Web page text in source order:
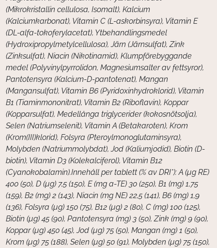
(Mikrokristallin cellulosa, Isomalt), Kalcium
(Kalciumkarbonat), Vitamin C (L-askorbinsyra), Vitamin E
(DL-alfa-tokoferylacetat), Ytbehandlingsmedel
(Hydroxipropylmetylcellulosa), Järn (Järnsulfat), Zink
(Zinksulfat), Niacin (Nikotinamid), Klumpförebyggande
medel (Polyvinylpyrrolidon, Magnesiumsalter av fettsyror),
Pantotensyra (Kalcium-D-pantotenat), Mangan
(Mangansulfat), Vitamin B6 (Pyridoxinhydroklorid), Vitamin
B1 (Tiaminmononitrat), Vitamin B2 (Riboflavin), Koppar
(Kopparsulfat), Medellånga triglycerider (kokosnötsolja),
Selen (Natriumselenit), Vitamin A (Betakaroten), Krom
(Krom(III)klorid), Folsyra (Pteroylmonoglutaminsyra),
Molybden (Natriummolybdat), Jod (Kaliumjodid), Biotin (D-
biotin), Vitamin D3 (Kolekalciferol), Vitamin B12
(Cyanokobalamin).Innehåll per tablett (% av DRI*): A (µg RE)
400 (50), D (µg) 7,5 (150), E (mg a-TE) 30 (250), B1 (mg) 1,75
(159), B2 (mg) 2 (143), Niacin (mg NE) 22,5 (141), B6 (mg) 1,9
(136), Folsyra (µg) 150 (75), B12 (µg) 2 (80), C (mg) 100 (125),
Biotin (µg) 45 (90), Pantotensyra (mg) 3 (50), Zink (mg) 9 (90),
Koppar (µg) 450 (45), Jod (µg) 75 (50), Mangan (mg) 1 (50),
Krom (µg) 75 (188), Selen (µg) 50 (91), Molybden (µg) 75 (150),